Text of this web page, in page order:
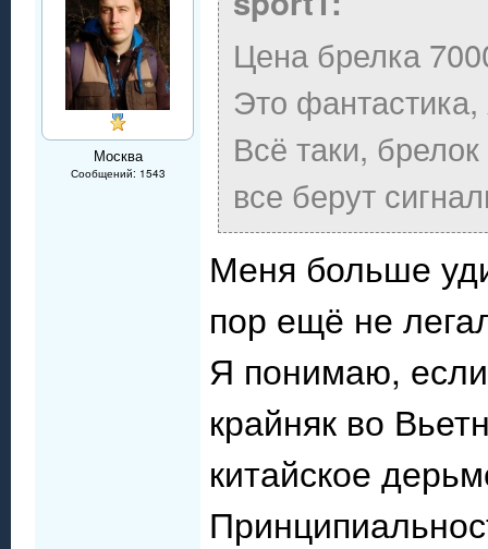
Москва
Сообщений: 1543
Цена брелка
Это
Всё таки,
все берут
Меня больше
пор ещё не
Я понимаю,
крайняк во
китайское